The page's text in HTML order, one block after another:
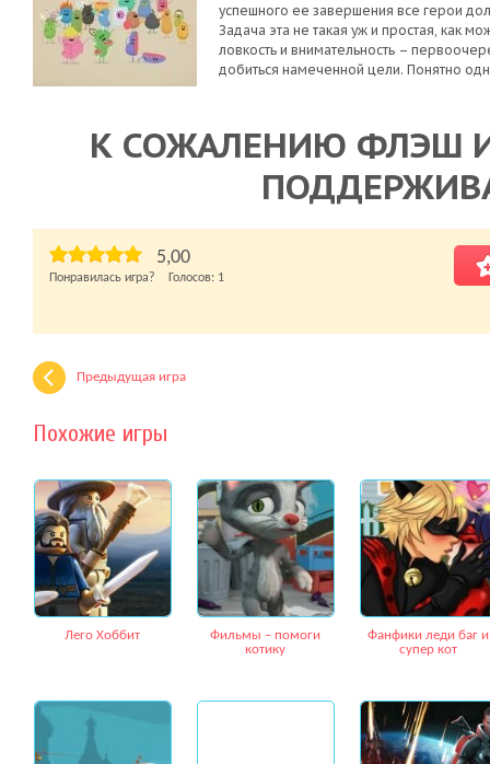
успешного ее завершения все герои
Задача эта не такая уж и простая, как
ловкость и внимательность –
добиться намеченной цели. Понятно
К СОЖАЛЕНИЮ ФЛЭШ
5,00
Понравилась игра? Голосов: 1
Предыдущая игра
Похожие игры
Лего Хоббит
Фильмы – помоги
котику
Фанфики леди баг и
супер кот